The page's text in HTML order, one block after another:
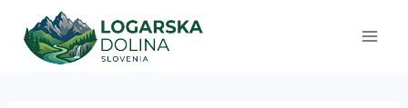
contenu